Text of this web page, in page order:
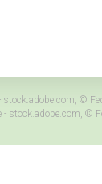
©
- stock.adobe.com, ©